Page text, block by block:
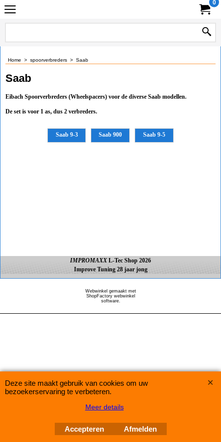
0
Home > spoorverbreders > Saab
Saab
Eibach Spoorverbreders (Wheelspacers) voor de diverse Saab modellen.
De set is voor 1 as, dus 2 verbreders.
Saab 9-3 Saab 900 Saab 9-5
IMPROMAXX L-Tec Shop 2026
Improve Tuning 28 jaar jong
Webwinkel gemaakt met
ShopFactory webwinkel
software.
Deze site maakt gebruik van cookies om uw
bezoekerservaring te verbeteren.
Meer details
Accepteren Afmelden